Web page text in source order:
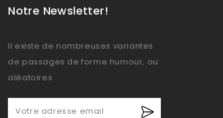
Notre Newsletter!
Il existe de nombreuses variantes
de passages de forme humour, ou
aléatoires